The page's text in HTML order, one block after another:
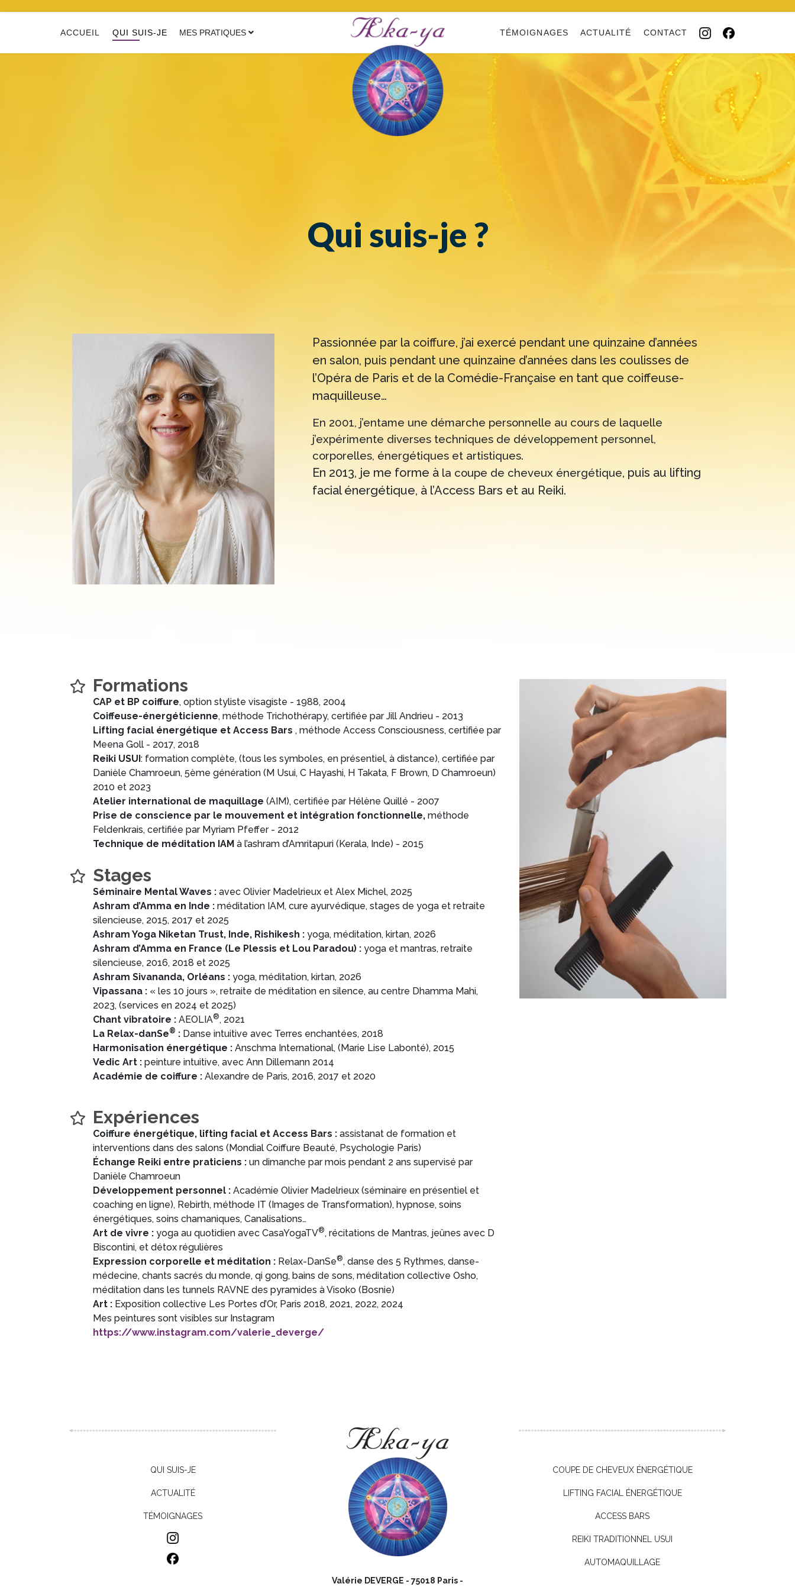
ACCUEIL QUI SUIS-JE MES PRATIQUES TÉMOIGNAGES ACTUALITÉ CONTACT
Qui suis-je ?
Passionnée par la coiffure, j’ai exercé pendant une quinzaine d’années
en salon, puis pendant une quinzaine d’années dans les coulisses de
l’Opéra de Paris et de la Comédie-Française en tant que coiffeuse-
maquilleuse…
En 2001, j’entame une démarche personnelle au cours de laquelle
j’expérimente diverses techniques de développement personnel,
corporelles, énergétiques et artistiques.
En 2013, je me forme à la coupe de cheveux énergétique, puis au lifting
facial énergétique, à l’Access Bars et au Reiki.
Formations
CAP et BP coiffure, option styliste visagiste - 1988, 2004
Coiffeuse-énergéticienne, méthode Trichothérapy, certifiée par Jill Andrieu - 2013
Lifting facial énergétique et Access Bars , méthode Access Consciousness, certifiée par
Meena Goll - 2017, 2018
Reiki USUI: formation complète, (tous les symboles, en présentiel, à distance), certifiée par
Danièle Chamroeun, 5ème génération (M Usui, C Hayashi, H Takata, F Brown, D Chamroeun)
2010 et 2023
Atelier international de maquillage (AIM), certifiée par Hélène Quillé - 2007
Prise de conscience par le mouvement et intégration fonctionnelle,méthode
Feldenkrais, certifiée par Myriam Pfeffer - 2012
Technique de méditation IAMà l’ashram d’Amritapuri (Kerala, Inde) - 2015
Stages
Séminaire Mental Waves : avec Olivier Madelrieux et Alex Michel, 2025
Ashram d’Amma en Inde : méditation IAM, cure ayurvédique, stages de yoga et retraite
silencieuse, 2015, 2017 et 2025
Ashram Yoga Niketan Trust, Inde, Rishikesh : yoga, méditation, kirtan, 2026
Ashram d’Amma en France (Le Plessis et Lou Paradou) : yoga et mantras, retraite
silencieuse, 2016, 2018 et 2025
Ashram Sivananda, Orléans : yoga, méditation, kirtan, 2026
Vipassana : « les 10 jours », retraite de méditation en silence, au centre Dhamma Mahi,
2023, (services en 2024 et 2025)
Chant vibratoire : AEOLIA®, 2021
La Relax-danSe® : Danse intuitive avec Terres enchantées, 2018
Harmonisation énergétique : Anschma International, (Marie Lise Labonté), 2015
Vedic Art : peinture intuitive, avec Ann Dillemann 2014
Académie de coiffure : Alexandre de Paris, 2016, 2017 et 2020
Expériences
Coiffure énergétique, lifting facial et Access Bars : assistanat de formation et
interventions dans des salons (Mondial Coiffure Beauté, Psychologie Paris)
Échange Reiki entre praticiens : un dimanche par mois pendant 2 ans supervisé par
Danièle Chamroeun
Développement personnel : Académie Olivier Madelrieux (séminaire en présentiel et
coaching en ligne), Rebirth, méthode IT (Images de Transformation), hypnose, soins
énergétiques, soins chamaniques, Canalisations…
Art de vivre : yoga au quotidien avec CasaYogaTV®, récitations de Mantras, jeûnes avec D
Biscontini, et détox régulières
Expression corporelle et méditation : Relax-DanSe®, danse des 5 Rythmes, danse-
médecine, chants sacrés du monde, qi gong, bains de sons, méditation collective Osho,
méditation dans les tunnels RAVNE des pyramides à Visoko (Bosnie)
Art : Exposition collective Les Portes d’Or, Paris 2018, 2021, 2022, 2024
Mes peintures sont visibles sur Instagram
https://www.instagram.com/valerie_deverge/
QUI SUIS-JE
ACTUALITÉ
TÉMOIGNAGES
Valérie DEVERGE - 75018 Paris -
COUPE DE CHEVEUX ÉNERGÉTIQUE
LIFTING FACIAL ÉNERGÉTIQUE
ACCESS BARS
REIKI TRADITIONNEL USUI
AUTOMAQUILLAGE